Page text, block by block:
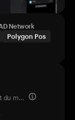
Network
Polygon Pos
Classement du marché